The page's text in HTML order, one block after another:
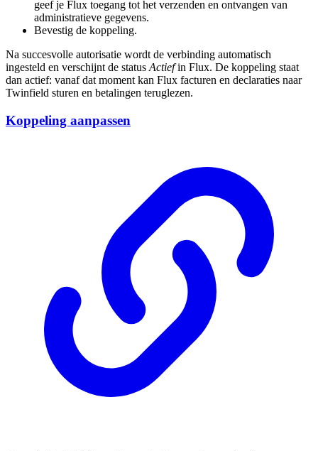
geef je Flux toegang tot het verzenden en ontvangen van
administratieve gegevens.
Bevestig de koppeling.
Na succesvolle autorisatie wordt de verbinding automatisch
ingesteld en verschijnt de status Actiefin Flux. De koppeling staat
dan actief: vanaf dat moment kan Flux facturen en declaraties naar
Twinfield sturen en betalingen teruglezen.
Koppeling aanpassen